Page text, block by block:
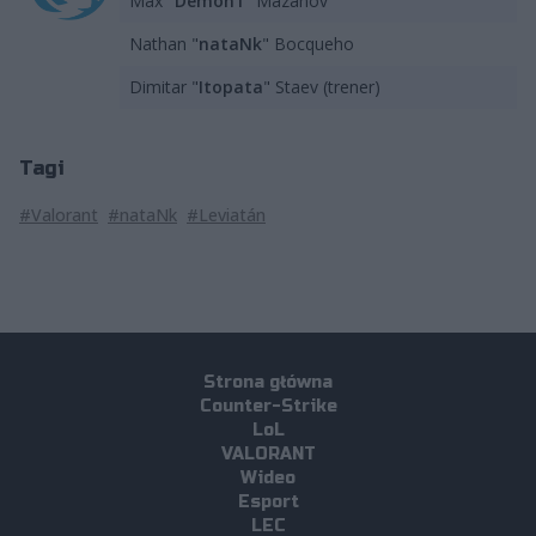
Nathan "nataNk" Bocqueho
Dimitar "Itopata" Staev (trener)
Tagi
#Valorant #nataNk #Leviatán
Strona główna
Counter-Strike
LoL
VALORANT
Wideo
Esport
LEC